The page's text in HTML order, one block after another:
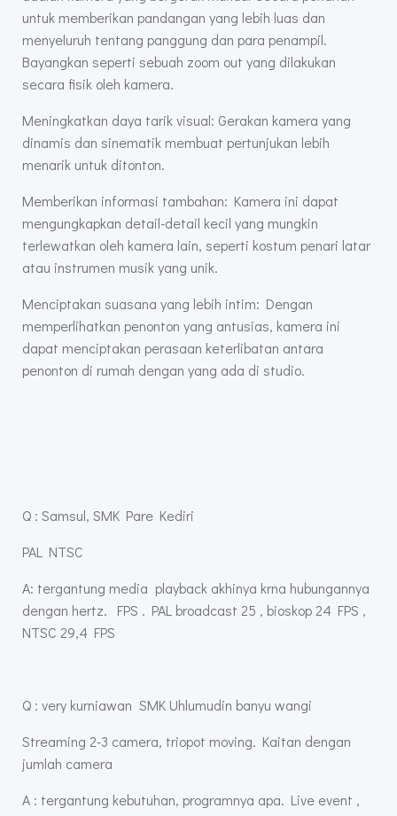
untuk memberikan pandangan yang lebih luas dan
menyeluruh tentang panggung dan para penampil.
Bayangkan seperti sebuah zoom out yang dilakukan
secara fisik oleh kamera.
Meningkatkan daya tarik visual: Gerakan kamera yang
dinamis dan sinematik membuat pertunjukan lebih
menarik untuk ditonton.
Memberikan informasi tambahan: Kamera ini dapat
mengungkapkan detail-detail kecil yang mungkin
terlewatkan oleh kamera lain, seperti kostum penari latar
atau instrumen musik yang unik.
Menciptakan suasana yang lebih intim: Dengan
memperlihatkan penonton yang antusias, kamera ini
dapat menciptakan perasaan keterlibatan antara
penonton di rumah dengan yang ada di studio.
Q : Samsul, SMK Pare Kediri
PAL NTSC
A: tergantung media playback akhinya krna hubungannya
dengan hertz. FPS . PAL broadcast 25 , bioskop 24 FPS ,
NTSC 29,4 FPS
Q : very kurniawan SMK Uhlumudin banyu wangi
Streaming 2-3 camera, triopot moving. Kaitan dengan
jumlah camera
A : tergantung kebutuhan, programnya apa. Live event ,